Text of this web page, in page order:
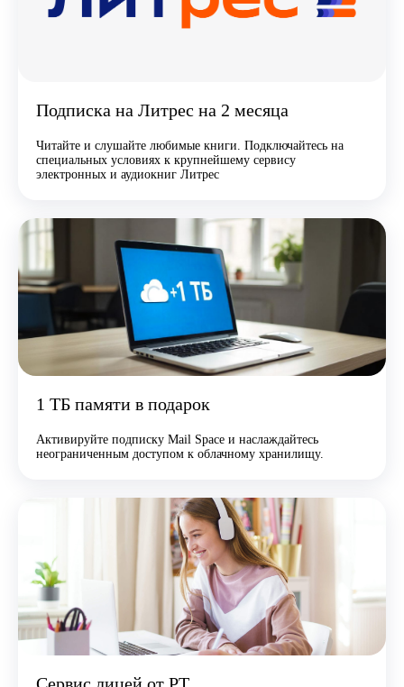
Подписка на Литрес на 2 месяца
Читайте и слушайте любимые книги. Подключайтесь на
специальных условиях к крупнейшему сервису
электронных и аудиокниг Литрес
1 ТБ памяти в подарок
Активируйте подписку Mail Space и наслаждайтесь
неограниченным доступом к облачному хранилищу.